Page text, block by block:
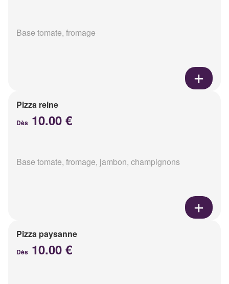
Base tomate, fromage
Pizza reine
Dès 10.00 €
Base tomate, fromage, jambon, champignons
Pizza paysanne
Dès 10.00 €